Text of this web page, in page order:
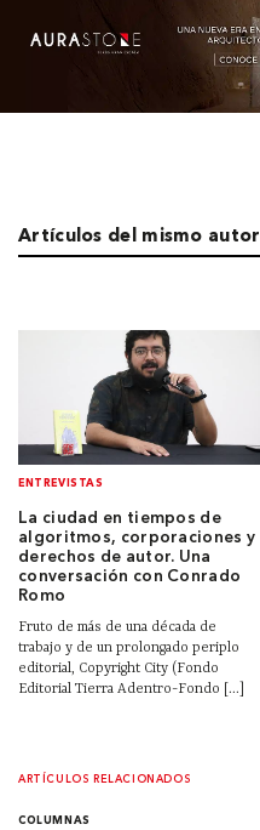
Artículos del mismo autor
ENTREVISTAS
La ciudad en tiempos de
algoritmos, corporaciones y
derechos de autor. Una
conversación con Conrado
Romo
Fruto de más de una década de
trabajo y de un prolongado periplo
editorial, Copyright City (Fondo
Editorial Tierra Adentro-Fondo [...]
ARTÍCULOS RELACIONADOS
COLUMNAS